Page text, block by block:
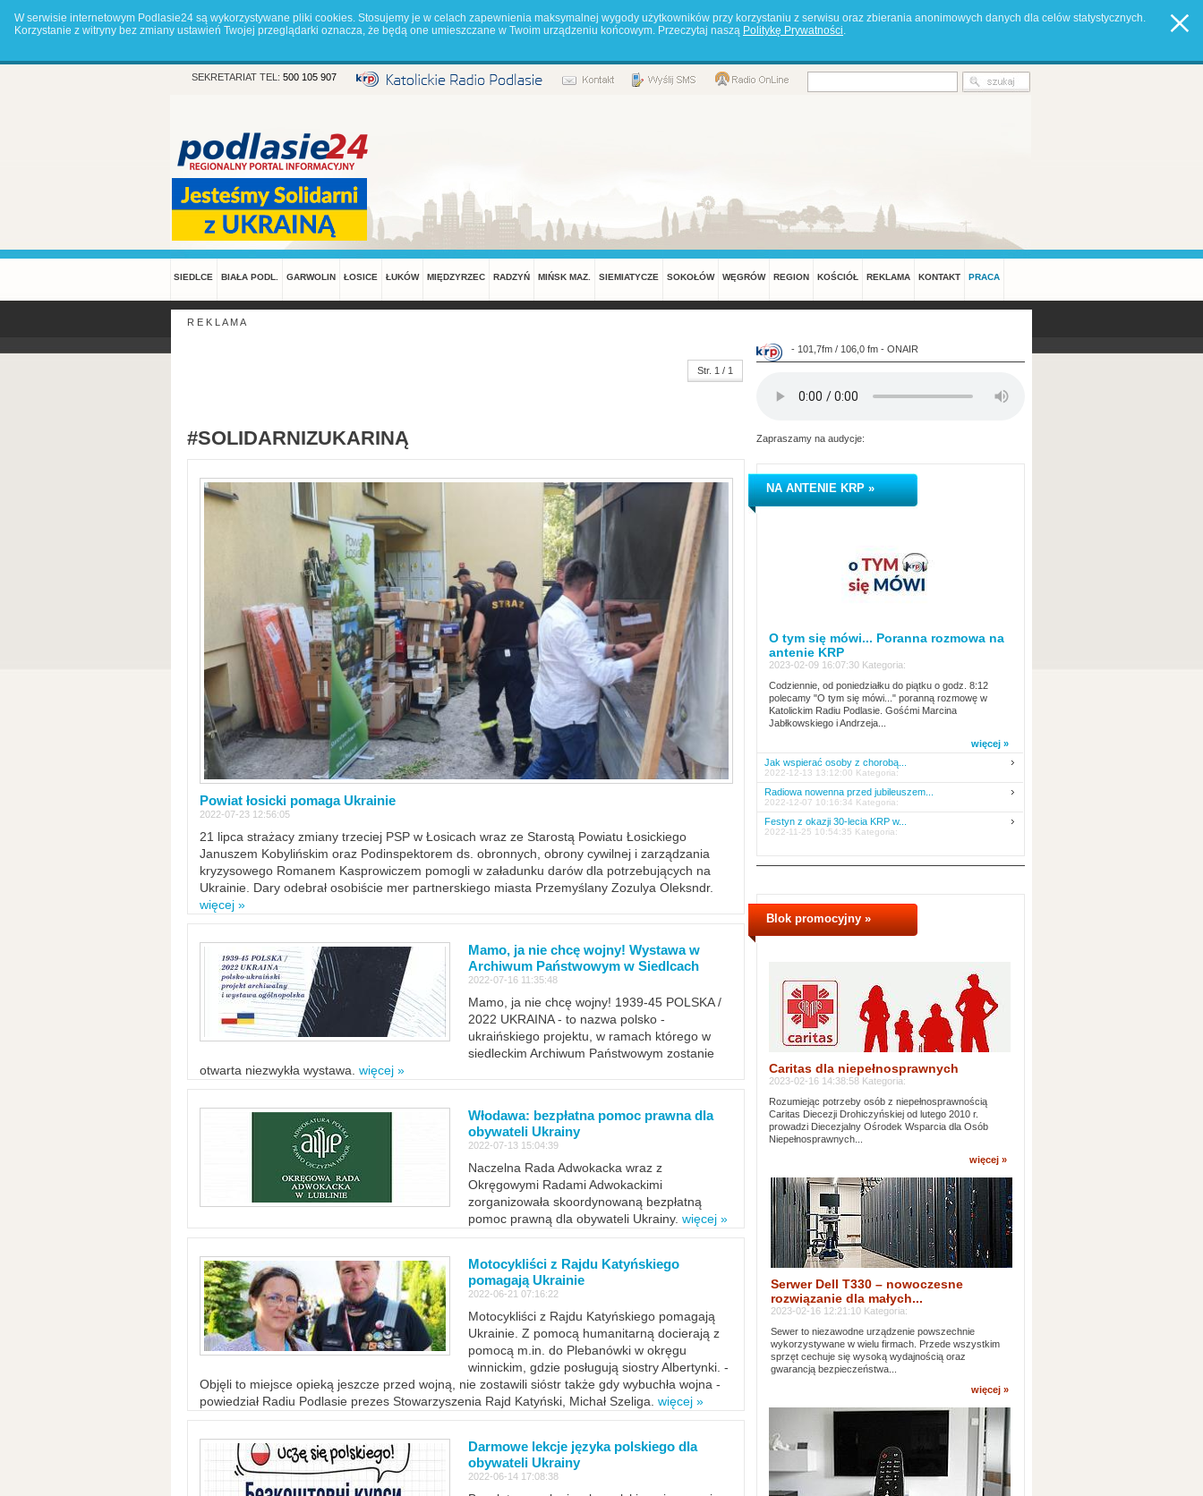
W serwisie internetowym Podlasie24 są wykorzystywane pliki cookies. Stosujemy je w celach zapewnienia maksymalnej wygody użytkowników przy korzystaniu z serwisu oraz zbierania anonimowych danych dla celów statystycznych.
Korzystanie z witryny bez zmiany ustawień Twojej przeglądarki oznacza, że będą one umieszczane w Twoim urządzeniu końcowym. Przeczytaj naszą Politykę Prywatności.
SEKRETARIAT TEL: 500 105 907
SIEDLCE BIAŁA PODL. GARWOLIN ŁOSICE ŁUKÓW MIĘDZYRZEC RADZYŃ MIŃSK MAZ. SIEMIATYCZE SOKOŁÓW WĘGRÓW REGION KOŚCIÓŁ REKLAMA KONTAKT PRACA
R E K L A M A
Str. 1 / 1
#SOLIDARNIZUKARINĄ
Powiat łosicki pomaga Ukrainie
2022-07-23 12:56:05
21 lipca strażacy zmiany trzeciej PSP w Łosicach wraz ze Starostą Powiatu Łosickiego
Januszem Kobylińskim oraz Podinspektorem ds. obronnych, obrony cywilnej i zarządzania
kryzysowego Romanem Kasprowiczem pomogli w załadunku darów dla potrzebujących na
Ukrainie. Dary odebrał osobiście mer partnerskiego miasta Przemyślany Zozulya Oleksndr.
więcej »
Mamo, ja nie chcę wojny! Wystawa w
Archiwum Państwowym w Siedlcach
2022-07-16 11:35:48
Mamo, ja nie chcę wojny! 1939-45 POLSKA /
2022 UKRAINA - to nazwa polsko -
ukraińskiego projektu, w ramach którego w
siedleckim Archiwum Państwowym zostanie
otwarta niezwykła wystawa. więcej »
Włodawa: bezpłatna pomoc prawna dla
obywateli Ukrainy
2022-07-13 15:04:39
Naczelna Rada Adwokacka wraz z
Okręgowymi Radami Adwokackimi
zorganizowała skoordynowaną bezpłatną
pomoc prawną dla obywateli Ukrainy. więcej »
Motocykliści z Rajdu Katyńskiego
pomagają Ukrainie
2022-06-21 07:16:22
Motocykliści z Rajdu Katyńskiego pomagają
Ukrainie. Z pomocą humanitarną docierają z
pomocą m.in. do Plebanówki w okręgu
winnickim, gdzie posługują siostry Albertynki. -
Objęli to miejsce opieką jeszcze przed wojną, nie zostawili sióstr także gdy wybuchła wojna -
powiedział Radiu Podlasie prezes Stowarzyszenia Rajd Katyński, Michał Szeliga. więcej »
Darmowe lekcje języka polskiego dla
obywateli Ukrainy
2022-06-14 17:08:38
- 101,7fm / 106,0 fm - ONAIR
Zapraszamy na audycje:
NA ANTENIE KRP »
O tym się mówi... Poranna rozmowa na
antenie KRP
2023-02-09 16:07:30 Kategoria:
Codziennie, od poniedziałku do piątku o godz. 8:12
polecamy "O tym się mówi..." poranną rozmowę w
Katolickim Radiu Podlasie. Gośćmi Marcina
Jabłkowskiego i Andrzeja...
więcej »
Jak wspierać osoby z chorobą...
2022-12-13 13:12:00 Kategoria:
Radiowa nowenna przed jubileuszem...
2022-12-07 10:16:34 Kategoria:
Festyn z okazji 30-lecia KRP w...
2022-11-25 10:54:35 Kategoria:
Blok promocyjny »
Caritas dla niepełnosprawnych
2023-02-16 14:38:58 Kategoria:
Rozumiejąc potrzeby osób z niepełnosprawnością
Caritas Diecezji Drohiczyńskiej od lutego 2010 r.
prowadzi Diecezjalny Ośrodek Wsparcia dla Osób
Niepełnosprawnych...
więcej »
Serwer Dell T330 – nowoczesne
rozwiązanie dla małych...
2023-02-16 12:21:10 Kategoria:
Sewer to niezawodne urządzenie powszechnie
wykorzystywane w wielu firmach. Przede wszystkim
sprzęt cechuje się wysoką wydajnością oraz
gwarancją bezpieczeństwa...
więcej »